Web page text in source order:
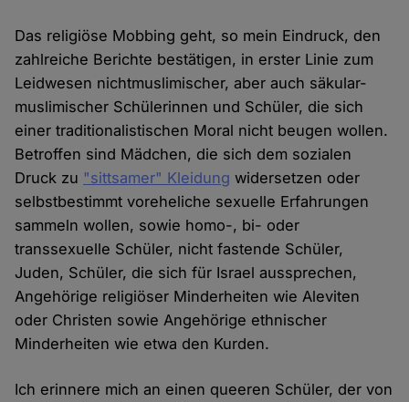
Das religiöse Mobbing geht, so mein Eindruck, den
zahlreiche Berichte bestätigen, in erster Linie zum
Leidwesen nichtmuslimischer, aber auch säkular-
muslimischer Schülerinnen und Schüler, die sich
einer traditionalistischen Moral nicht beugen wollen.
Betroffen sind Mädchen, die sich dem sozialen
Druck zu "sittsamer" Kleidung widersetzen oder
selbstbestimmt voreheliche sexuelle Erfahrungen
sammeln wollen, sowie homo-, bi- oder
transsexuelle Schüler, nicht fastende Schüler,
Juden, Schüler, die sich für Israel aussprechen,
Angehörige religiöser Minderheiten wie Aleviten
oder Christen sowie Angehörige ethnischer
Minderheiten wie etwa den Kurden.
Ich erinnere mich an einen queeren Schüler, der von